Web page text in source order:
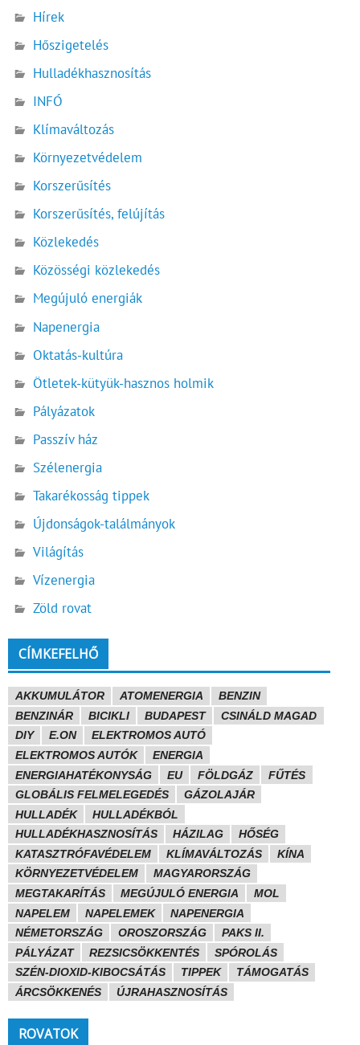
Hírek
Hőszigetelés
Hulladékhasznosítás
INFÓ
Klímaváltozás
Környezetvédelem
Korszerűsítés
Korszerűsítés, felújítás
Közlekedés
Közösségi közlekedés
Megújuló energiák
Napenergia
Oktatás-kultúra
Ötletek-kütyük-hasznos holmik
Pályázatok
Passzív ház
Szélenergia
Takarékosság tippek
Újdonságok-találmányok
Világítás
Vízenergia
Zöld rovat
CÍMKEFELHŐ
AKKUMULÁTOR ATOMENERGIA
BENZIN
BENZINÁR
BICIKLI BUDAPEST
CSINÁLD MAGAD
DIY
E.ON
ELEKTROMOS AUTÓ
ELEKTROMOS AUTÓK
ENERGIA
ENERGIAHATÉKONYSÁG
EU FÖLDGÁZ
FŰTÉS
GLOBÁLIS FELMELEGEDÉS
GÁZOLAJÁR
HULLADÉK
HULLADÉKBÓL
HULLADÉKHASZNOSÍTÁS
HÁZILAG
HŐSÉG
KATASZTRÓFAVÉDELEM
KLÍMAVÁLTOZÁS
KÍNA
KÖRNYEZETVÉDELEM
MAGYARORSZÁG
MEGTAKARÍTÁS
MEGÚJULÓ ENERGIA
MOL
NAPELEM
NAPELEMEK
NAPENERGIA
NÉMETORSZÁG
OROSZORSZÁG
PAKS II.
PÁLYÁZAT
REZSICSÖKKENTÉS
SPÓROLÁS
SZÉN-DIOXID-KIBOCSÁTÁS
TIPPEK
TÁMOGATÁS
ÁRCSÖKKENÉS
ÚJRAHASZNOSÍTÁS
ROVATOK